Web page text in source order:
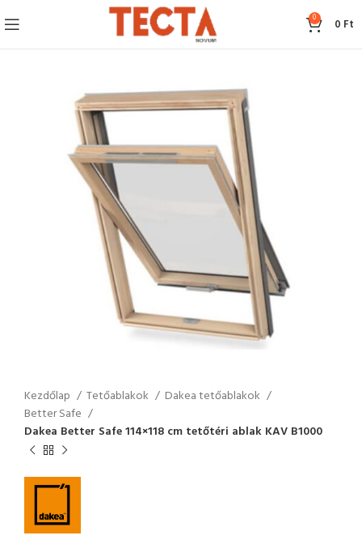
0 0 Ft
Kezdőlap Tetőablakok
Dakea tetőablakok
Better Safe
Dakea Better Safe 114×118 cm tetőtéri ablak KAV B1000